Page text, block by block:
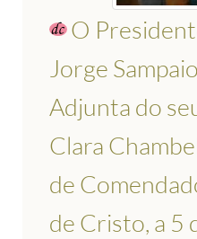
O
Jorge
Adjunta do
Clara
de
de Cristo, a 5